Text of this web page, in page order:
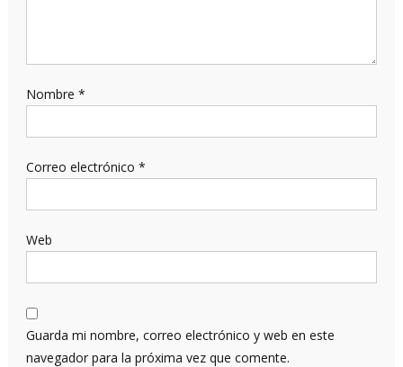
Nombre *
Correo electrónico *
Web
Guarda mi nombre, correo electrónico y web en este
navegador para la próxima vez que comente.